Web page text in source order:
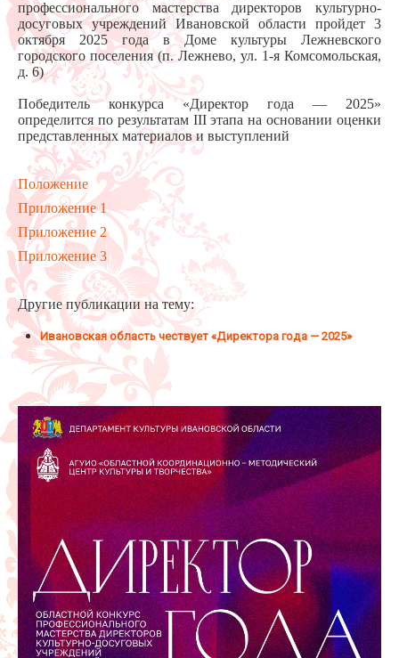
профессионального мастерства директоров культурно-
досуговых учреждений Ивановской области пройдет 3
октября 2025 года в Доме культуры Лежневского
городского поселения (п. Лежнево, ул. 1-я Комсомольская,
д. 6)
Победитель конкурса «Директор года — 2025»
определится по результатам III этапа на основании оценки
представленных материалов и выступлений
Положение
Приложение 1
Приложение 2
Приложение 3
Другие публикации на тему:
Ивановская область чествует «Директора года — 2025»